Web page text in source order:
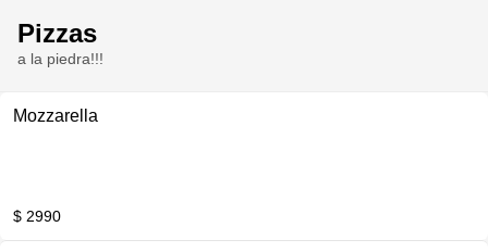
Pizzas
a la piedra!!!
Mozzarella
$ 2990